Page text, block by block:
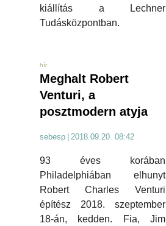
kiállítás a Lechner
Tudásközpontban.
hír
Meghalt Robert
Venturi, a
posztmodern atyja
sebesp 2018.09.20. 08:42
93 éves korában
Philadelphiában elhunyt
Robert Charles Venturi
építész 2018. szeptember
18-án, kedden. Fia, Jim